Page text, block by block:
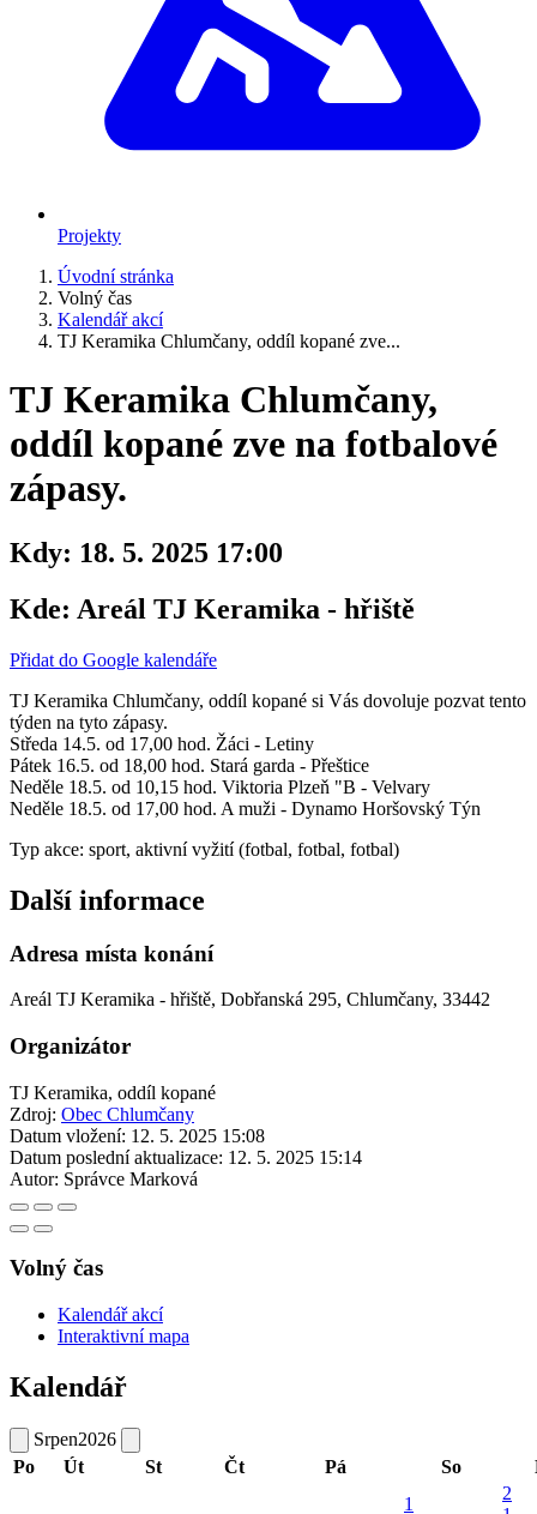
Projekty
Úvodní stránka
Volný čas
Kalendář akcí
TJ Keramika Chlumčany, oddíl kopané zve...
TJ Keramika Chlumčany,
oddíl kopané zve na fotbalové
zápasy.
Kdy: 18. 5. 2025 17:00
Kde: Areál TJ Keramika - hřiště
Přidat do Google kalendáře
TJ Keramika Chlumčany, oddíl kopané si Vás dovoluje pozvat tento
týden na tyto zápasy.
Středa 14.5. od 17,00 hod. Žáci - Letiny
Pátek 16.5. od 18,00 hod. Stará garda - Přeštice
Neděle 18.5. od 10,15 hod. Viktoria Plzeň "B - Velvary
Neděle 18.5. od 17,00 hod. A muži - Dynamo Horšovský Týn
Typ akce: sport, aktivní vyžití (fotbal, fotbal, fotbal)
Další informace
Adresa místa konání
Areál TJ Keramika - hřiště, Dobřanská 295, Chlumčany, 33442
Organizátor
TJ Keramika, oddíl kopané
Zdroj: Obec Chlumčany
Datum vložení: 12. 5. 2025 15:08
Datum poslední aktualizace: 12. 5. 2025 15:14
Autor: Správce Marková
Volný čas
Kalendář akcí
Interaktivní mapa
Kalendář
Srpen2026
Po
Út St Čt Pá So
1
2